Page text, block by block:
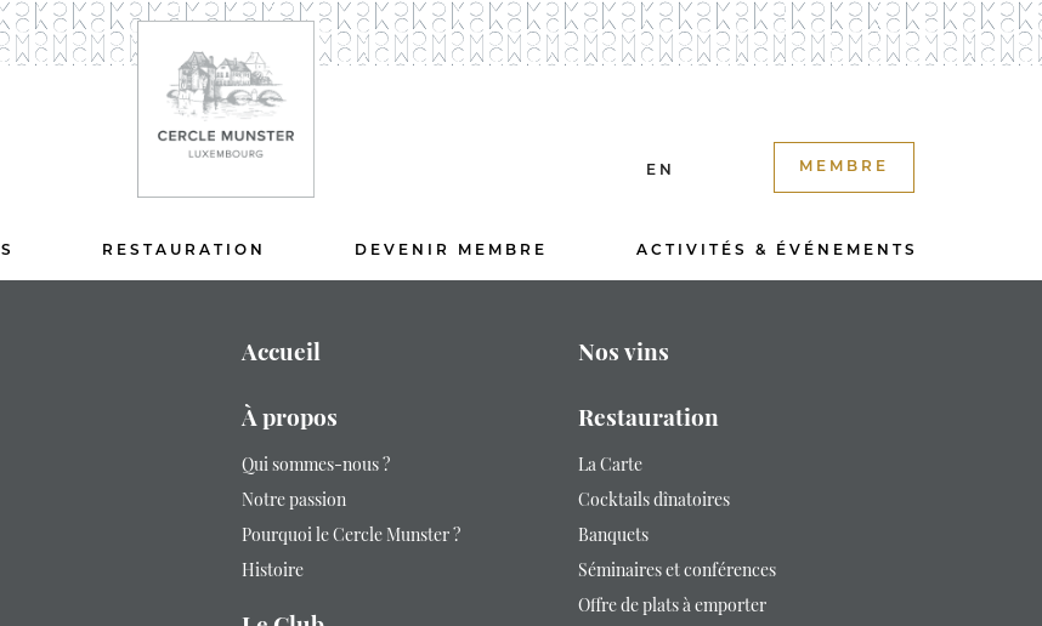
EN MEMBRE
RESTAURATION DEVENIR MEMBRE ACTIVITÉS & ÉVÉNEMENTS
Accueil
À propos
Qui sommes-nous ?
Notre passion
Pourquoi le Cercle Munster ?
Histoire
Nos vins
Restauration
La Carte
Cocktails dînatoires
Banquets
Séminaires et conférences
Offre de plats à emporter